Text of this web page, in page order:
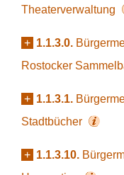
Theaterverwaltung
+ 1.1.3.0.
Rostocker
+ 1.1.3.1.
Stadtbücher
+ 1.1.3.10.